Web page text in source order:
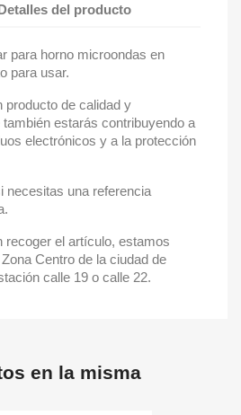
del producto
para horno microondas en
para usar.
producto de calidad y
estarás contribuyendo a
electrónicos y a la protección
necesitas una referencia
recoger el artículo, estamos
Centro de la ciudad de
calle 19 o calle 22.
en la misma